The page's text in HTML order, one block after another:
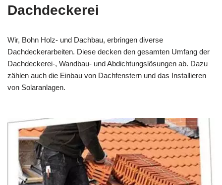
Dachdeckerei
Wir, Bohn Holz- und Dachbau, erbringen diverse
Dachdeckerarbeiten. Diese decken den gesamten Umfang der
Dachdeckerei-, Wandbau- und Abdichtungslösungen ab. Dazu
zählen auch die Einbau von Dachfenstern und das Installieren
von Solaranlagen.